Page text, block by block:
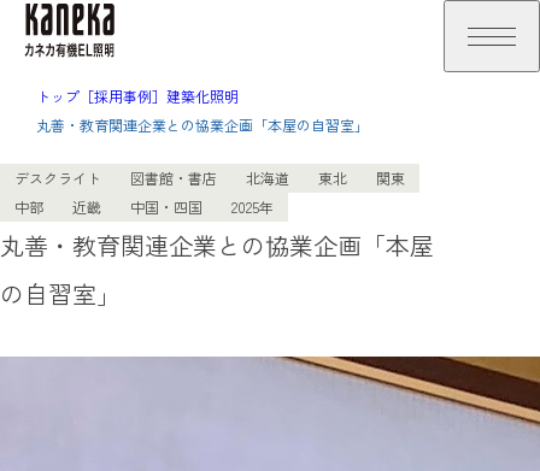
トップ ［採用事例］建築化照明
丸善・教育関連企業との協業企画「本屋の自習室」
デスクライト 図書館・書店 北海道 東北
関東
中部
近畿 中国・四国 2025年
丸善・教育関連企業との協業企画「本屋
の自習室」